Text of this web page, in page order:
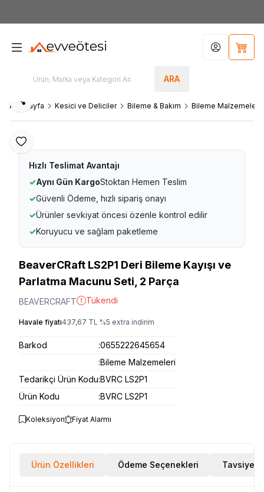
ARA
Hesabım
Ana Sayfa Kesici ve Deliciler Bileme & Bakım Bileme Malzemeleri
Favoriye Ekle
Paylaş
Hızlı Teslimat Avantajı
✓Aynı Gün KargoStoktan Hemen Teslim
✓Güvenli Ödeme, hızlı sipariş onayı
✓Ürünler sevkiyat öncesi özenle kontrol edilir
✓Koruyucu ve sağlam paketleme
BeaverCRaft LS2P1 Deri Bileme Kayışı ve
Parlatma Macunu Seti, 2 Parça
BEAVERCRAFT Tükendi
Havale fiyatı437,67 TL %5 extra indirim
Barkod :0655222645654
:Bileme Malzemeleri
Tedarikçi Ürün Kodu:BVRC LS2P1
Ürün Kodu
:BVRC LS2P1
Koleksiyon Fiyat Alarmı
Ürün Özellikleri Ödeme Seçenekleri Tavsiye Et